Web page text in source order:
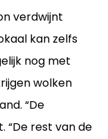
verdwijnt
kan zelfs
nog met
wolken
“De
“De rest van de